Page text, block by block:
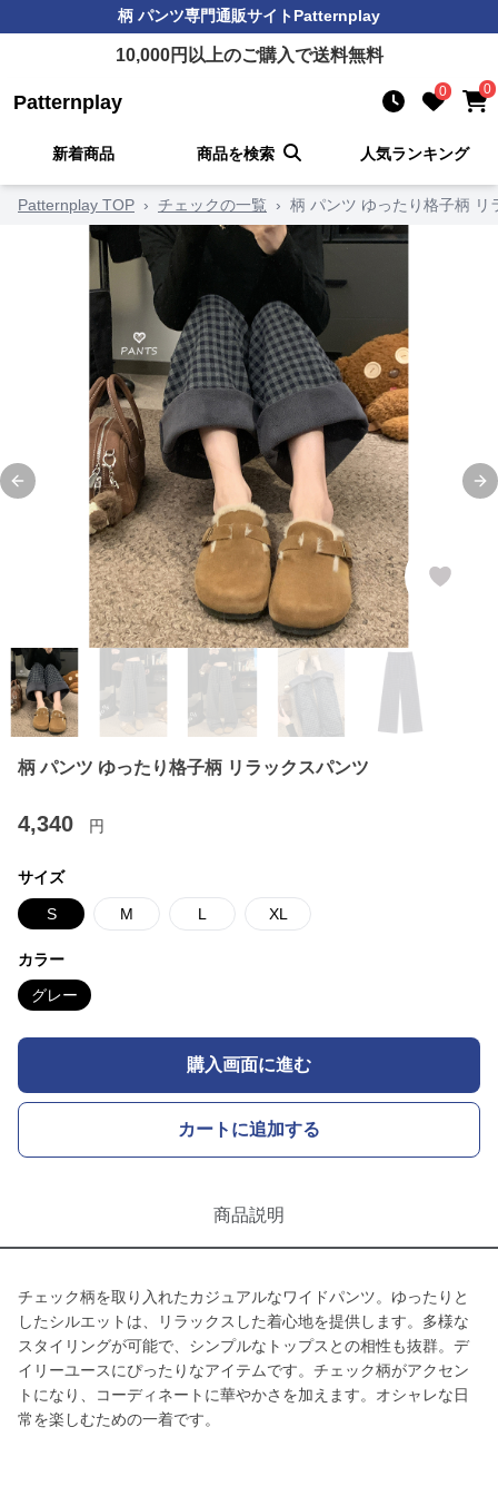
柄 パンツ専門通販サイトPatternplay
10,000円以上のご購入で送料無料
Patternplay 0 0
新着商品 商品を検索 人気ランキング
Patternplay TOP › チェックの一覧 › 柄 パンツ ゆったり格子柄 リ
Previous slide
柄 パンツ ゆったり格子柄 リラックスパンツ
4,340 円
サイズ
S M L XL
カラー
グレー
購入画面に進む
カートに追加する
商品説明
チェック柄を取り入れたカジュアルなワイドパンツ。ゆったりと
したシルエットは、リラックスした着心地を提供します。多様な
スタイリングが可能で、シンプルなトップスとの相性も抜群。デ
イリーユースにぴったりなアイテムです。チェック柄がアクセン
トになり、コーディネートに華やかさを加えます。オシャレな日
常を楽しむための一着です。